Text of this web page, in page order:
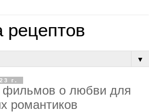
рецептов
▼
г.
фильмов о любви для
романтиков